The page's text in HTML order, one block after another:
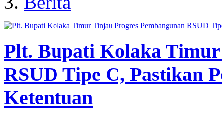
Plt. Bupati Kolaka
RSUD Tipe C, Pastikan
Ketentuan